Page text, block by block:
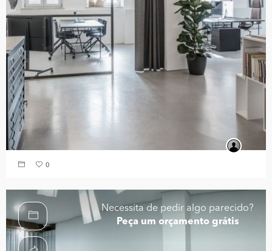
0
Necessita de pedir algo parecido?
Peça um orçamento grátis